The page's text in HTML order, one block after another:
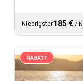
Niedrigster185 € /
RABATT